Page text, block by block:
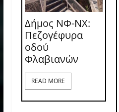
Δήμος ΝΦ-ΝΧ:
Πεζογέφυρα
οδού
Φλαβιανών
READ MORE